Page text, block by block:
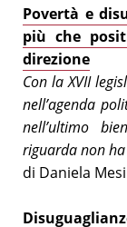
Povertà e
più che
direzione
Con la XVII
nell’agenda
nell’ultimo
riguarda non
di Daniela